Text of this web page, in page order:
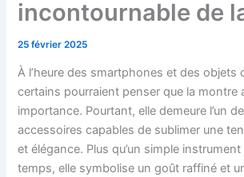
incontournable de
25 février 2025
À l’heure des smartphones et des objets
certains pourraient penser que la montre
importance. Pourtant, elle demeure l’un
accessoires capables de sublimer une
et élégance. Plus qu’un simple
temps, elle symbolise un goût raffiné et